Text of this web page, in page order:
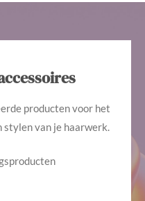
producten voor het
stylen van je haarwerk.